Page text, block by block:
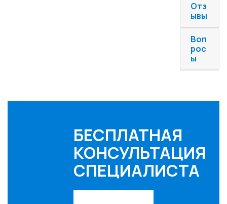
Отз
ывы
Воп
рос
ы
БЕСПЛАТНАЯ
КОНСУЛЬТАЦИЯ
СПЕЦИАЛИСТА